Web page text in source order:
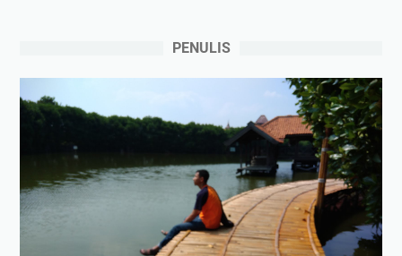
PENULIS